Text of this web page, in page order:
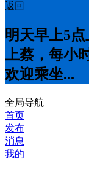
返回
明天早上5
上蔡，每小
欢迎乘坐...
全局导航
首页
发布
消息
我的